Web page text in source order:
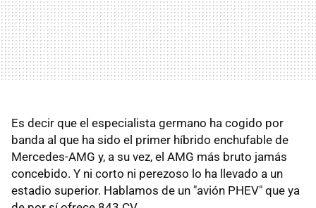
Es decir que el especialista germano ha cogido por
banda al que ha sido el primer híbrido enchufable de
Mercedes-AMG y, a su vez, el AMG más bruto jamás
concebido. Y ni corto ni perezoso lo ha llevado a un
estadio superior. Hablamos de un "avión PHEV" que ya